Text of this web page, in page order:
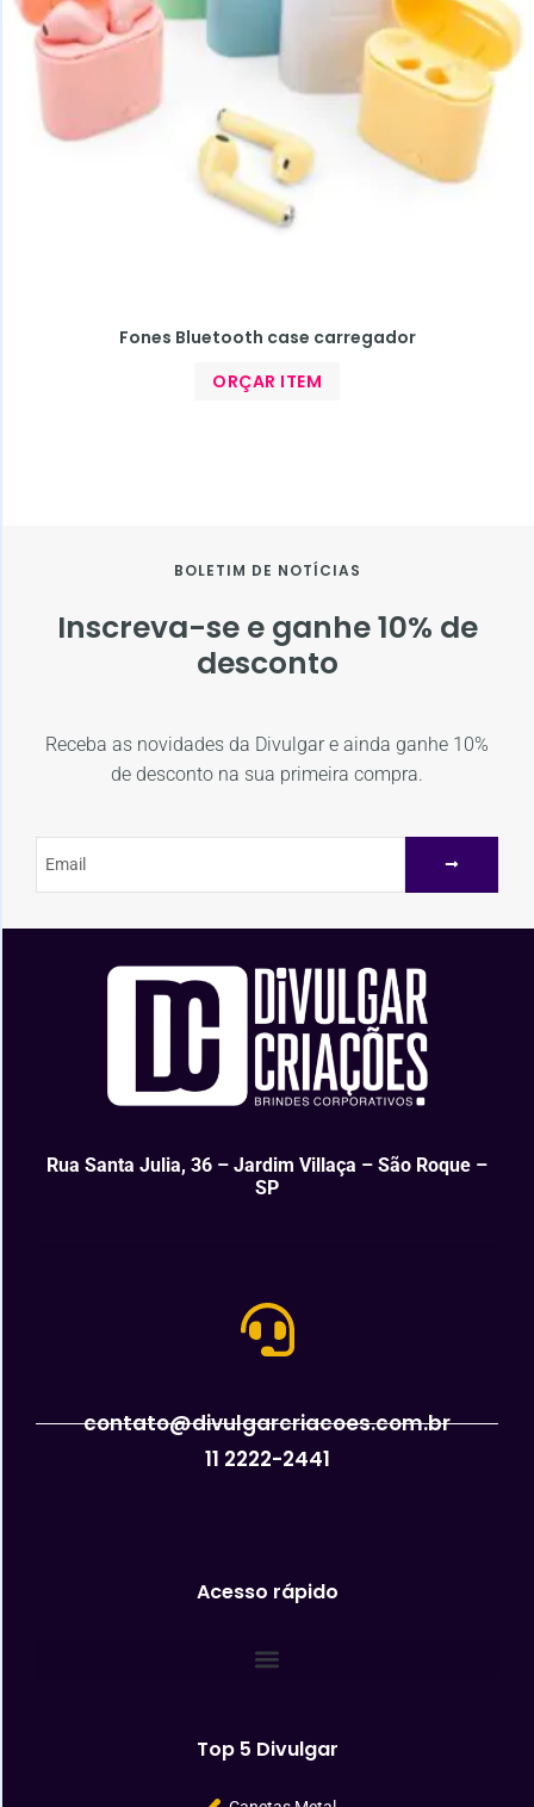
Fones Bluetooth case carregador
ORÇAR ITEM
BOLETIM DE NOTÍCIAS
Inscreva-se e ganhe 10% de
desconto
Receba as novidades da Divulgar e ainda ganhe 10%
de desconto na sua primeira compra.
Rua Santa Julia, 36 – Jardim Villaça – São Roque –
SP
contato@divulgarcriacoes.com.br
11 2222-2441
Acesso rápido
Top 5 Divulgar